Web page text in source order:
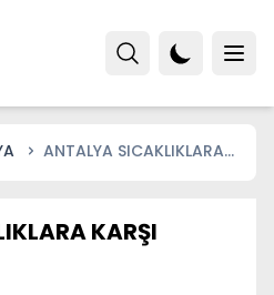
ANTALYA SICAKLIKLARA
KARŞI